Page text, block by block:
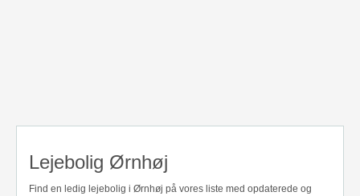
Lejebolig Ørnhøj
Find en ledig lejebolig i Ørnhøj på vores liste med opdaterede og